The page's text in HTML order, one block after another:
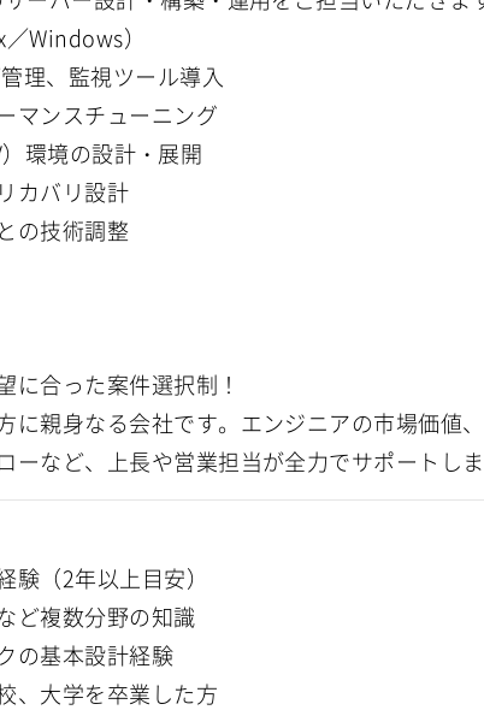
Windows）
理、監視ツール導入
マンスチューニング
環境の設計・展開
カバリ設計
の技術調整
合った案件選択制！
親身なる会社です。エンジニアの市場価値
（2年以上目安）
ど複数分野の知識
の基本設計経験
、大学を卒業した方